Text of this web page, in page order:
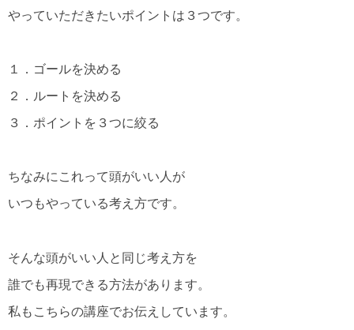
やっていただきたいポイントは３つです。
１．ゴールを決める
２．ルートを決める
３．ポイントを３つに絞る
ちなみにこれって頭がいい人が
いつもやっている考え方です。
そんな頭がいい人と同じ考え方を
誰でも再現できる方法があります。
私もこちらの講座でお伝えしています。